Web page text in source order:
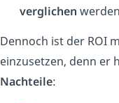
verglichen
Dennoch ist der ROI
einzusetzen, denn er
Nachteile: